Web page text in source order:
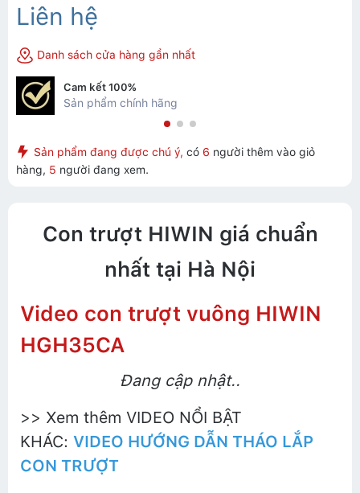
Liên hệ
Danh sách cửa hàng gần nhất
Cam kết 100%
Sản phẩm chính hãng
Sản phẩm đang được chú ý, có 6 người thêm vào giỏ
hàng, 5 người đang xem.
Con trượt HIWIN giá chuẩn
nhất tại Hà Nội
Video con trượt vuông HIWIN
HGH35CA
Đang cập nhật..
>> Xem thêm VIDEO NỔI BẬT
KHÁC: VIDEO HƯỚNG DẪN THÁO LẮP
CON TRƯỢT